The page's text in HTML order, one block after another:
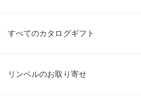
すべてのカタログギフト
リンベルのお取り寄せ